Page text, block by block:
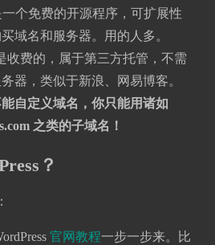
一个免费的开源程序，可扩展性
域名和服务器。用的人多。
收费的，属于第三方托管，不需
器，类似于新浪、网易博客。
自定义域名，你只能用诸如
之类的子域名！
？
官网教程一步一步来。比